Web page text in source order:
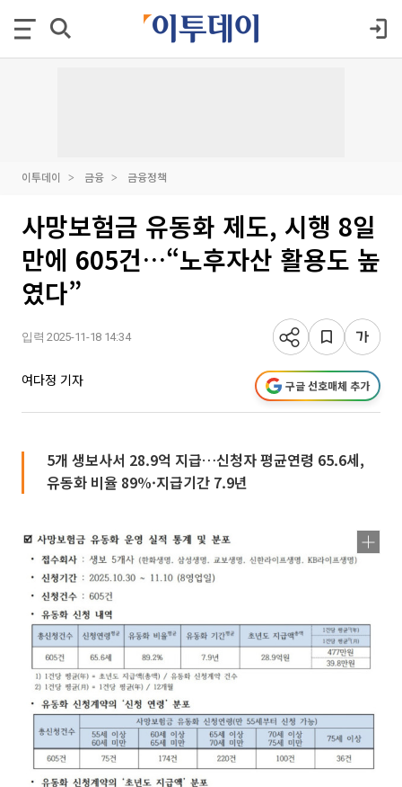
이투데이 금융 금융정책
사망보험금 유동화 제도, 시행 8일
만에 605건…“노후자산 활용도 높
였다”
입력 2025-11-18 14:34
여다정 기자 구글 선호매체 추가
5개 생보사서 28.9억 지급…신청자 평균연령 65.6세,
유동화 비율 89%·지급기간 7.9년